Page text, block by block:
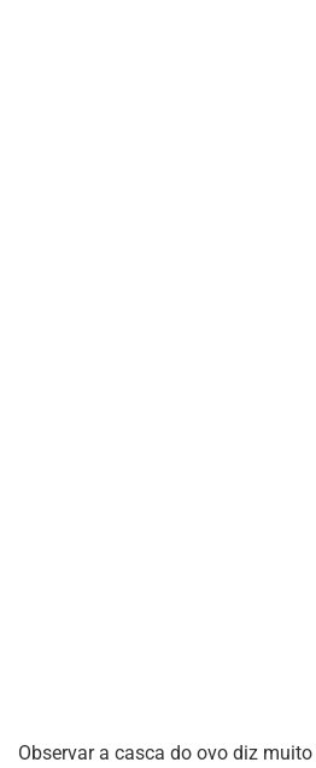
Observar a casca do ovo diz